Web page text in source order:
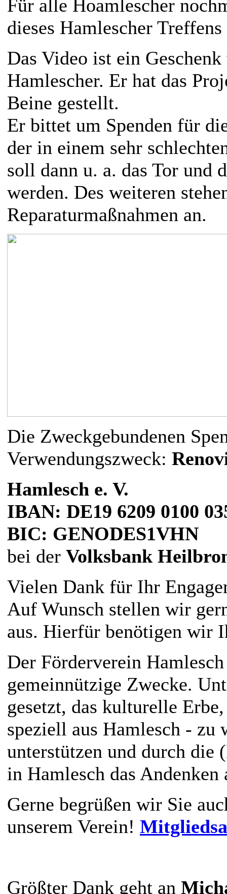
Für alle Hoamlescher
dieses Hamlescher
Das Video ist ein
Hamlescher. Er hat das
Beine gestellt.
Er bittet um Spenden für
der in einem sehr
soll dann u. a. das Tor und
werden. Des weiteren
Reparaturmaßnahmen an.
Die Zweckgebundenen
Verwendungszweck:
Hamlesch e. V.
IBAN: DE19 6209 0100
BIC: GENODES1VHN
bei der Volksbank
Vielen Dank für Ihr
Auf Wunsch stellen wir
aus. Hierfür benötigen wir
Der Förderverein
gemeinnützige Zwecke.
gesetzt, das kulturelle
speziell aus Hamlesch - zu
unterstützen und durch
in Hamlesch das
Gerne begrüßen wir Sie
unserem Verein!
Größter Dank geht an